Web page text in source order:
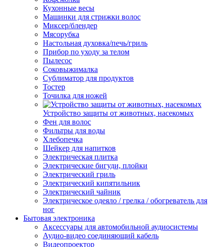
Кухонные весы
Машинки для стрижки волос
Миксер/блендер
Мясорубка
Настольная духовка/печь/гриль
Прибор по уходу за телом
Пылесос
Соковыжималка
Сублиматор для продуктов
Тостер
Точилка для ножей
Устройство защиты от животных, насекомых
Фен для волос
Фильтры для воды
Хлебопечка
Шейкер для напитков
Электрическая плитка
Электрические бигуди, плойки
Электрический гриль
Электрический кипятильник
Электрический чайник
Электрическое одеяло / грелка / обогреватель для
ног
Бытовая электроника
Аксессуары для автомобильной аудиосистемы
Аудио-видео соединяющий кабель
Видеопроектор